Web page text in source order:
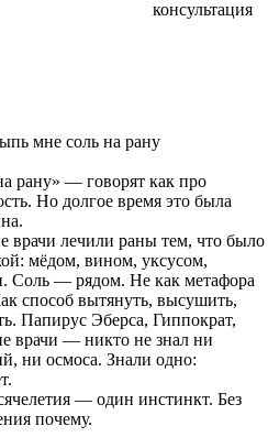
консультация
мне соль на рану
рану» — говорят как про
Но долгое время это была
врачи лечили раны тем, что было
мёдом, вином, уксусом,
Соль — рядом. Не как метафора
способ вытянуть, высушить,
Папирус Эберса, Гиппократ,
врачи — никто не знал ни
ни осмоса. Знали одно:
— один инстинкт. Без
почему.